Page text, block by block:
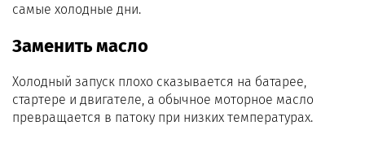
самые холодные дни.
Заменить масло
Холодный запуск плохо сказывается на батарее,
стартере и двигателе, а обычное моторное масло
превращается в патоку при низких температурах.